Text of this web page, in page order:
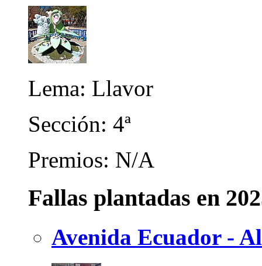
Lema: Llavor
Sección: 4ª
Premios: N/A
Fallas plantadas en
Avenida Ecuador -